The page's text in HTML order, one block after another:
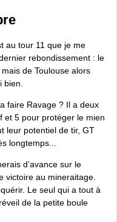
au tour 11 que je me
rebondissement : le
de Toulouse alors
faire Ravage ? Il a deux
et 5 pour protéger le mien
leur potentiel de tir, GT
longtemps...
d’avance sur le
victoire au mineraitage.
Le seul qui a tout à
de la petite boule